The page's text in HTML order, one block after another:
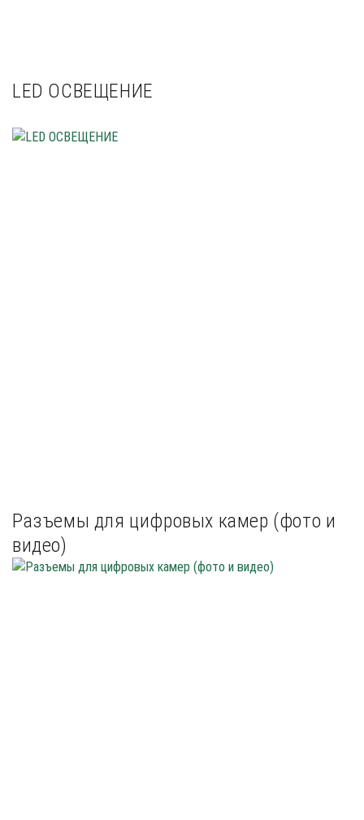
LED ОСВЕЩЕНИЕ
Разъемы для цифровых камер (фото и
видео)